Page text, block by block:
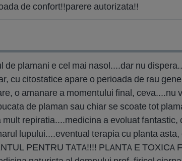
de confort!!parere autorizata!!
plamani e cel mai nasol....dar nu
cu citostatice apare o perioada de rau
o amanare a momentului final, ceva....nu
de plaman sau chiar se scoate tot
repiratia....medicina a evoluat fantastic,
lupului....eventual terapia cu planta
PENTRU TATA!!!! PLANTA E TOXICA